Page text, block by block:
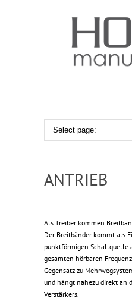
ANTRIEB
Als Treiber kommen
Der Breitbänder kommt als
punktförmigen Schallquelle
gesamten hörbaren
Gegensatz zu
und hängt nahezu direkt an
Verstärkers.